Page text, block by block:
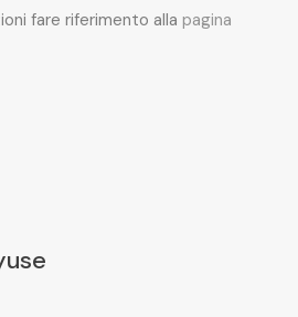
fare riferimento alla pagina